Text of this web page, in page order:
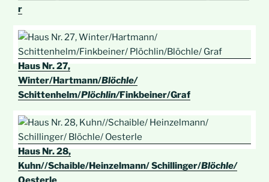
r
Haus Nr. 27,
Winter/Hartmann/Blöchle/
Schittenhelm/Plöchlin/Finkbeiner/Graf
Haus Nr. 28,
Kuhn//Schaible/Heinzelmann/ Schillinger/Blöchle/